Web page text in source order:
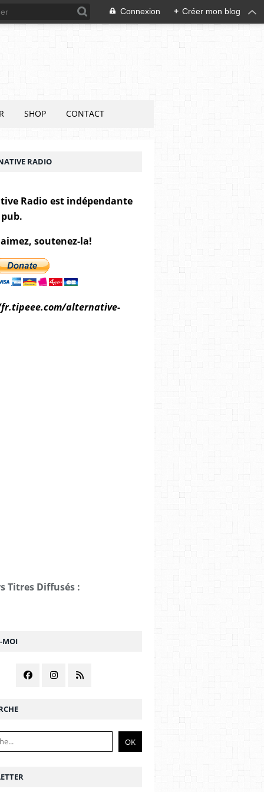
Connexion + Créer mon blog
SHOP CONTACT
MOI
RADIO
Radio est indépendante
soutenez-la!
alternative-
Titres Diffusés :